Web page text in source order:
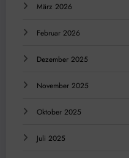
März 2026
Februar 2026
Dezember 2025
November 2025
Oktober 2025
Juli 2025